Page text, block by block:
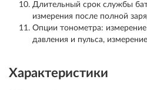
Длительный срок службы
измерения после полной
Опции тонометра:
давления и пульса,
Характеристики